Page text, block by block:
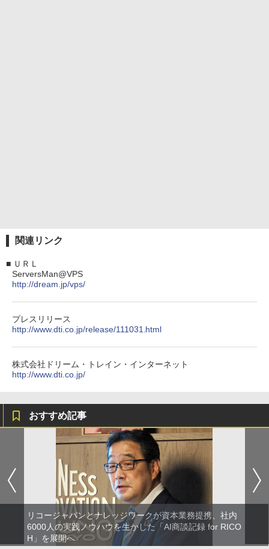
関連リンク
■ ＵＲＬ
ServersMan@VPS
http://dream.jp/vps/
プレスリリース
http://www.dti.co.jp/release/111031.html
株式会社ドリーム・トレイン・インターネット
http://www.dti.co.jp/
おすすめ記事
リコージャパンとナレッジワークが資本業務提携、社内
6000人の実践ノウハウを生かした「AI商談記録 for RICO
H」を展開へ